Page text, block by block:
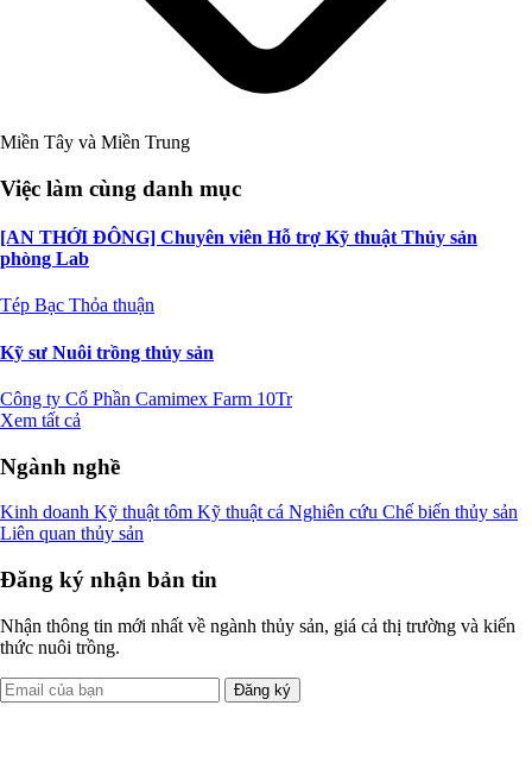
Miền Tây và Miền Trung
Việc làm cùng danh mục
[AN THỚI ĐÔNG] Chuyên viên Hỗ trợ Kỹ thuật Thủy sản
phòng Lab
Tép Bạc Thỏa thuận
Kỹ sư Nuôi trồng thủy sản
Công ty Cổ Phần Camimex Farm 10Tr
Xem tất cả
Ngành nghề
Kinh doanh Kỹ thuật tôm Kỹ thuật cá Nghiên cứu Chế biến thủy sản
Liên quan thủy sản
Đăng ký nhận bản tin
Nhận thông tin mới nhất về ngành thủy sản, giá cả thị trường và kiến
thức nuôi trồng.
Đăng ký